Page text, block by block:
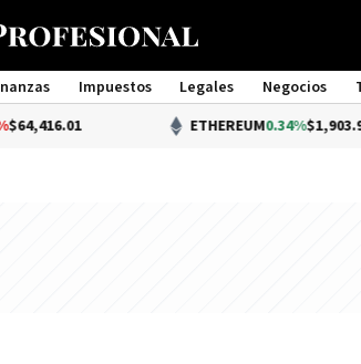
Impuestos Legales Negocios
Management
ETHEREUM 0.34%$1,903.97